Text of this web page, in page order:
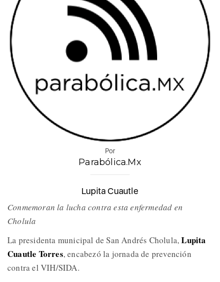
Por
Parabólica.Mx
Lupita Cuautle
Conmemoran la lucha contra esta enfermedad en
Cholula
La presidenta municipal de San Andrés Cholula, Lupita
Cuautle Torres, encabezó la jornada de prevención
contra el VIH/SIDA.